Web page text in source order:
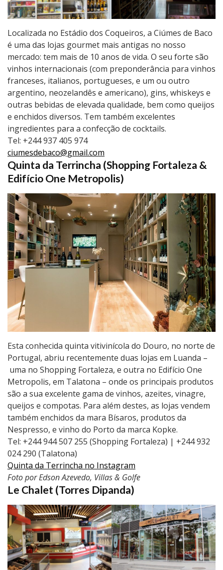
Localizada no Estádio dos Coqueiros, a Ciúmes de Baco
é uma das lojas gourmet mais antigas no nosso
mercado: tem mais de 10 anos de vida. O seu forte são
vinhos internacionais (com preponderância para vinhos
franceses, italianos, portugueses, e um ou outro
argentino, neozelandês e americano), gins, whiskeys e
outras bebidas de elevada qualidade, bem como queijos
e enchidos diversos. Tem também excelentes
ingredientes para a confecção de cocktails.
Tel: +244 937 405 974
ciumesdebaco@gmail.com
Quinta da Terrincha (Shopping Fortaleza &
Edifício One Metropolis)
Esta conhecida quinta vitivinícola do Douro, no norte de
Portugal, abriu recentemente duas lojas em Luanda –
uma no Shopping Fortaleza, e outra no Edifício One
Metropolis, em Talatona – onde os principais produtos
são a sua excelente gama de vinhos, azeites, vinagre,
queijos e compotas. Para além destes, as lojas vendem
também enchidos da mara Bísaros, produtos da
Nespresso, e vinho do Porto da marca Kopke.
Tel: +244 944 507 255 (Shopping Fortaleza) | +244 932
024 290 (Talatona)
Quinta da Terrincha no Instagram
Foto por Edson Azevedo, Villas & Golfe
Le Chalet (Torres Dipanda)